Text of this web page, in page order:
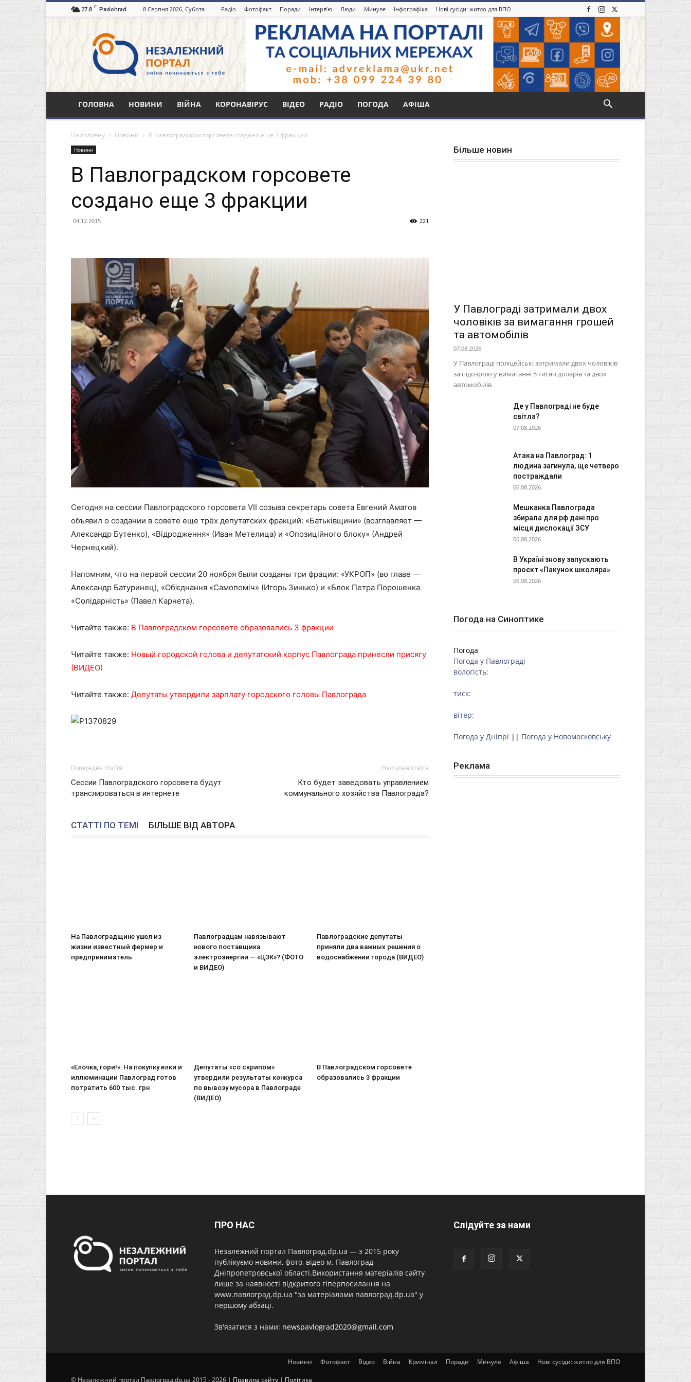
27.8 C Pavlohrad 8 Серпня 2026, Субота Радіо Фотофакт Поради Інтерв’ю Люди Минуле Інфографіка Нові сусіди: житло для ВПО
Незалежний
портал
Павлоград.dp.ua
ГОЛОВНА НОВИНИ ВІЙНА КОРОНАВІРУС ВІДЕО РАДІО ПОГОДА АФІША
На головну Новини В Павлоградском горсовете создано еще 3 фракции
Новини
В Павлоградском горсовете
создано еще 3 фракции
04.12.2015 221
Сегодня на сессии Павлоградского горсовета VII созыва секретарь совета Евгений Аматов
объявил о создании в совете еще трёх депутатских фракций: «Батьківщини» (возглавляет —
Александр Бутенко), «Відродження» (Иван Метелица) и «Опозиційного блоку» (Андрей
Чернецкий).
Напомним, что на первой сессии 20 ноября были созданы три фрации: «УКРОП» (во главе —
Александр Батуринец), «Об’єднання «Самопоміч» (Игорь Зинько) и «Блок Петра Порошенка
«Солідарність» (Павел Карнета).
Читайте также: В Павлоградском горсовете образовались 3 фракции
Читайте также: Новый городской голова и депутатский корпус Павлограда принесли присягу
(ВИДЕО)
Читайте также: Депутаты утвердили зарплату городского головы Павлограда
Попередня стаття
Сессии Павлоградского горсовета будут
транслироваться в интернете
Наступна стаття
Кто будет заведовать управлением
коммунального хозяйства Павлограда?
СТАТТІ ПО ТЕМІ БІЛЬШЕ ВІД АВТОРА
На Павлоградщине ушел из
жизни известный фермер и
предприниматель
Павлоградцам навязывают
нового поставщика
электроэнергии — «ЦЭК»? (ФОТО
и ВИДЕО)
Павлоградские депутаты
приняли два важных решения о
водоснабжении города (ВИДЕО)
«Елочка, гори!»: На покупку елки и
иллюминации Павлоград готов
потратить 600 тыс. грн
Депутаты «со скрипом»
утвердили результаты конкурса
по вывозу мусора в Павлограде
(ВИДЕО)
В Павлоградском горсовете
образовались 3 фракции
Більше новин
У Павлограді затримали двох
чоловіків за вимагання грошей
та автомобілів
07.08.2026
У Павлограді поліцейські затримали двох чоловіків
за підозрою у вимаганні 5 тисяч доларів та двох
автомобілів
Де у Павлограді не буде
світла?
07.08.2026
Атака на Павлоград: 1
людина загинула, ще четверо
постраждали
06.08.2026
Мешканка Павлограда
збирала для рф дані про
місця дислокації ЗСУ
06.08.2026
В Україні знову запускають
проєкт «Пакунок школяра»
06.08.2026
Погода на Синоптике
Погода
Погода у Павлограді
вологість:
тиск:
вітер:
Погода у Дніпрі || Погода у Новомосковську
Реклама
ПРО НАС
Незалежний портал Павлоград.dp.ua — з 2015 року
публікуємо новини, фото, відео м. Павлоград
Дніпропетровської області.Використання матеріалів сайту
лише за наявності відкритого гіперпосилання на
www.павлоград.dp.ua "за матеріалами павлоград.dp.ua" у
першому абзаці.
Зв'язатися з нами: newspavlograd2020@gmail.com
Слідуйте за нами
Новини Фотофакт Відео Війна Кримінал Поради Минуле Афіша Нові сусіди: житло для ВПО
© Незалежний портал Павлоград.dp.ua 2015 - 2026 | Правила сайту | Політика